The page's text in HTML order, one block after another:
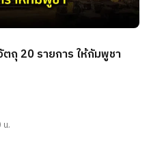
ถุ 20 รายการ ให้กัมพูชา
.